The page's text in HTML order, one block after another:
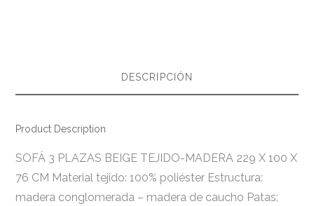
DESCRIPCIÓN
Product Description
SOFÁ 3 PLAZAS BEIGE TEJIDO-MADERA 229 X 100 X
76 CM Material tejido: 100% poliéster Estructura:
madera conglomerada – madera de caucho Patas: